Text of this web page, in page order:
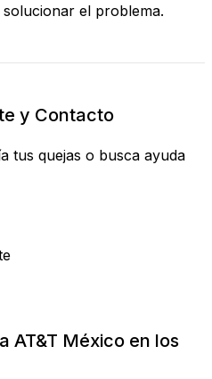
el problema.
y Contacto
tus quejas o busca ayuda
AT&T México en los